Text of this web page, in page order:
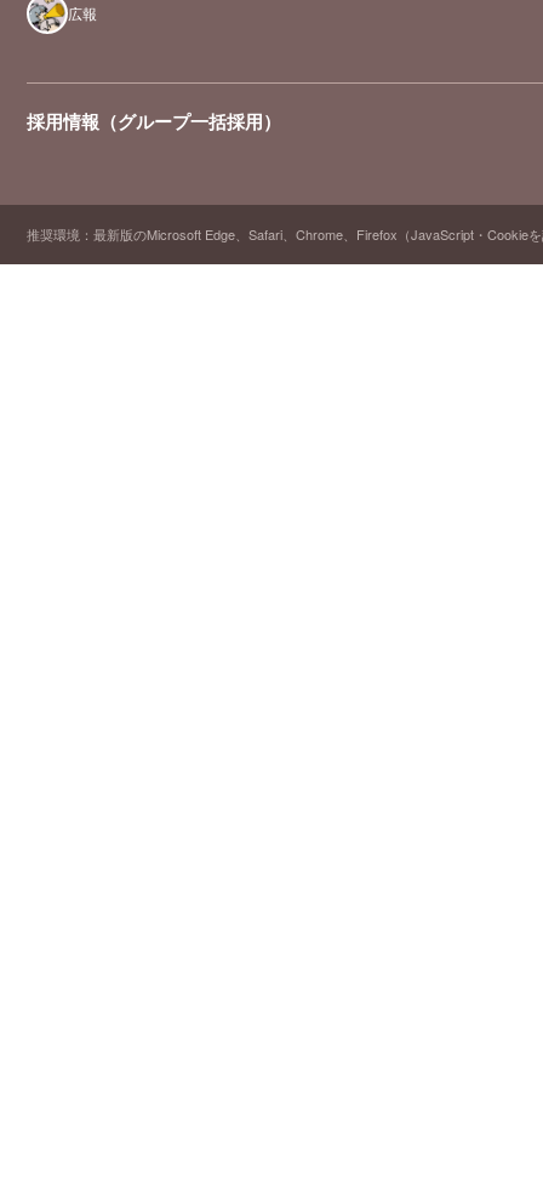
広報
採用情報（グループ一括採用）
推奨環境：最新版のMicrosoft Edge、Safari、Chrome、Firefox（JavaScript・Cookie